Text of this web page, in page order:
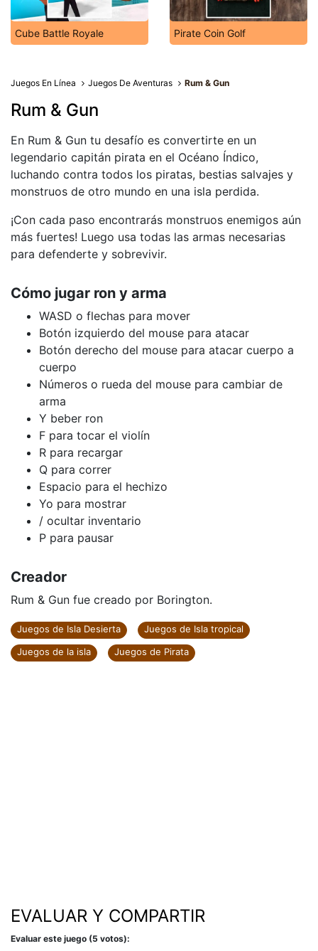
Cube Battle Royale Pirate Coin Golf
Juegos En Línea Juegos De Aventuras Rum & Gun
Rum & Gun
En Rum & Gun tu desafío es convertirte en un
legendario capitán pirata en el Océano Índico,
luchando contra todos los piratas, bestias salvajes y
monstruos de otro mundo en una isla perdida.
¡Con cada paso encontrarás monstruos enemigos aún
más fuertes! Luego usa todas las armas necesarias
para defenderte y sobrevivir.
Cómo jugar ron y arma
WASD o flechas para mover
Botón izquierdo del mouse para atacar
Botón derecho del mouse para atacar cuerpo a
cuerpo
Números o rueda del mouse para cambiar de
arma
Y beber ron
F para tocar el violín
R para recargar
Q para correr
Espacio para el hechizo
Yo para mostrar
/ ocultar inventario
P para pausar
Creador
Rum & Gun fue creado por Borington.
Juegos de Isla Desierta
Juegos de Isla tropical
Juegos de la isla
Juegos de Pirata
EVALUAR Y COMPARTIR
Evaluar este juego (5 votos):